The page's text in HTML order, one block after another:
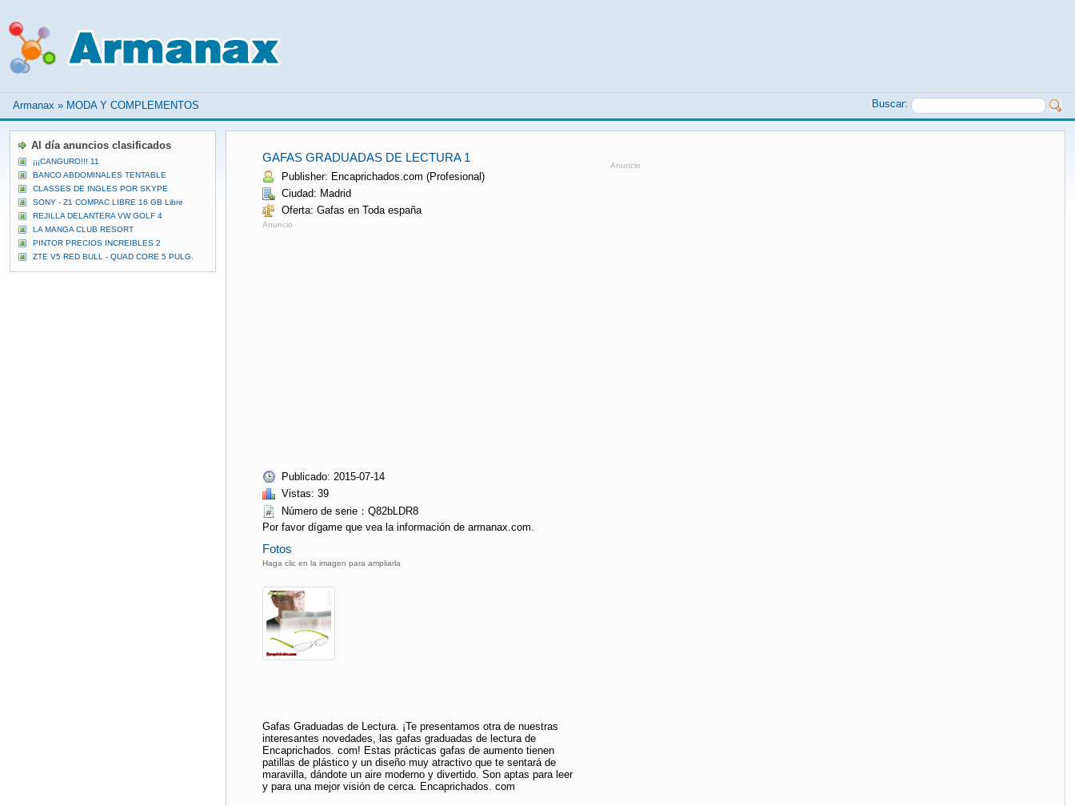
Armanax » MODA Y COMPLEMENTOS Buscar:
GAFAS GRADUADAS DE LECTURA 1
Publisher: Encaprichados.com (Profesional)
Ciudad: Madrid
Oferta: Gafas en Toda españa
Anuncio
Publicado: 2015-07-14
Vistas: 39
Número de serie：Q82bLDR8
Por favor dígame que vea la información de armanax.com.
Fotos
Haga clic en la imagen para ampliarla
Gafas Graduadas de Lectura. ¡Te presentamos otra de nuestras
interesantes novedades, las gafas graduadas de lectura de
Encaprichados. com! Estas prácticas gafas de aumento tienen
patillas de plástico y un diseño muy atractivo que te sentará de
maravilla, dándote un aire moderno y divertido. Son aptas para leer
y para una mejor visión de cerca. Encaprichados. com
Anuncio
Al día anuncios clasificados
¡¡¡CANGURO!!! 11
BANCO ABDOMINALES TENTABLE
CLASSES DE INGLES POR SKYPE
SONY - Z1 COMPAC LIBRE 16 GB Libre
REJILLA DELANTERA VW GOLF 4
LA MANGA CLUB RESORT
PINTOR PRECIOS INCREIBLES 2
ZTE V5 RED BULL - QUAD CORE 5 PULG.